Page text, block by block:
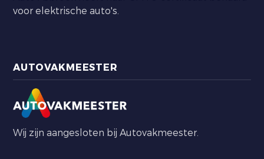
voor elektrische auto's.
AUTOVAKMEESTER
Wij zijn aangesloten bij Autovakmeester.